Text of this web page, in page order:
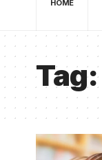
HOME
Tag: